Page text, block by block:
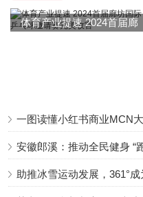
体育产业提速 2024首届廊
安徽郎溪：推动全民健身 “
助推冰雪运动发展，361°